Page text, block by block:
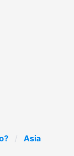
Asia